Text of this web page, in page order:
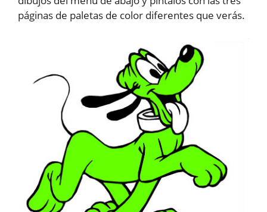
páginas de paletas de color diferentes que verás.